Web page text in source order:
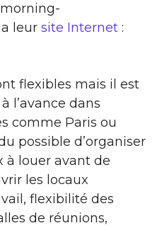
leur site Internet :
flexibles mais il est
l’avance dans
comme Paris ou
possible d’organiser
à louer avant de
les locaux
flexibilité des
de réunions,